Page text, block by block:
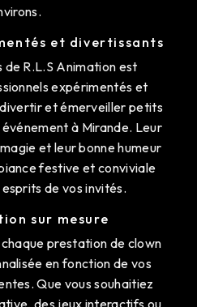
et divertissants
de R.L.S Animation est
expérimentés et
et émerveiller petits
à Mirande. Leur
et leur bonne humeur
festive et conviviale
de vos invités.
sur mesure
prestation de clown
en fonction de vos
Que vous souhaitiez
des jeux interactifs ou